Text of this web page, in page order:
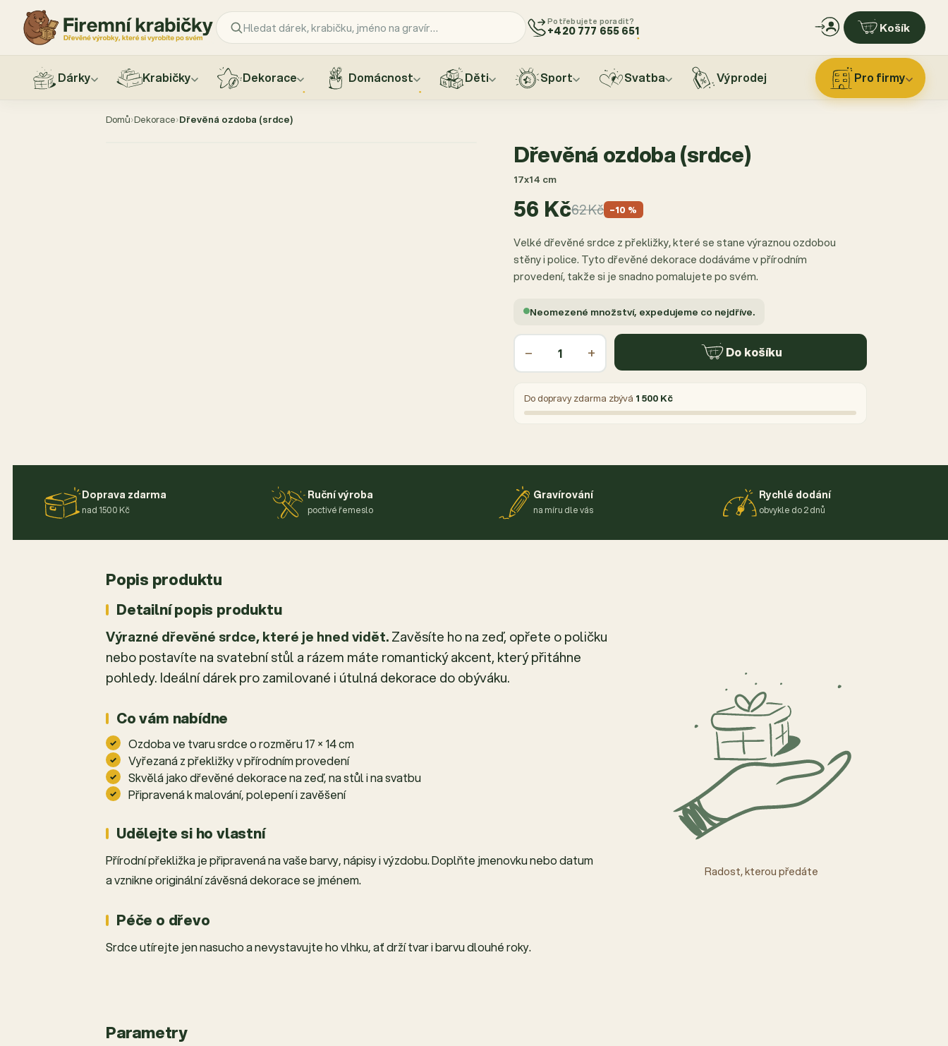
Potřebujete poradit?
+420 777 655 651 Košík
Dárky Krabičky Dekorace Domácnost Děti Sport Svatba Výprodej Pro firmy
Domů›Dekorace›Dřevěná ozdoba (srdce)
Dřevěná ozdoba (srdce)
17x14 cm
56 Kč62 Kč −10 %
Velké dřevěné srdce z překližky, které se stane výraznou ozdobou
stěny i police. Tyto dřevěné dekorace dodáváme v přírodním
provedení, takže si je snadno pomalujete po svém.
Neomezené množství, expedujeme co nejdříve.
− + Do košíku
Do dopravy zdarma zbývá 1 500 Kč
Doprava zdarma
nad 1500 Kč
Ruční výroba
poctivé řemeslo
Gravírování
na míru dle vás
Rychlé dodání
obvykle do 2 dnů
Popis produktu
Detailní popis produktu
Výrazné dřevěné srdce, které je hned vidět.Zavěsíte ho na zeď, opřete o poličku
nebo postavíte na svatební stůl a rázem máte romantický akcent, který přitáhne
pohledy. Ideální dárek pro zamilované i útulná dekorace do obýváku.
Co vám nabídne
Ozdoba ve tvaru srdce o rozměru 17 × 14 cm
Vyřezaná z překližky v přírodním provedení
Skvělá jako dřevěné dekorace na zeď, na stůl i na svatbu
Připravená k malování, polepení i zavěšení
Udělejte si ho vlastní
Přírodní překližka je připravená na vaše barvy, nápisy i výzdobu. Doplňte jmenovku nebo datum
a vznikne originální závěsná dekorace se jménem.
Péče o dřevo
Srdce utírejte jen nasucho a nevystavujte ho vlhku, ať drží tvar i barvu dlouhé roky.
Radost, kterou předáte
Parametry